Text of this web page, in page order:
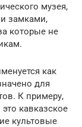
музея,
замками,
которые не
как
для
К примеру,
кавказское
культовые